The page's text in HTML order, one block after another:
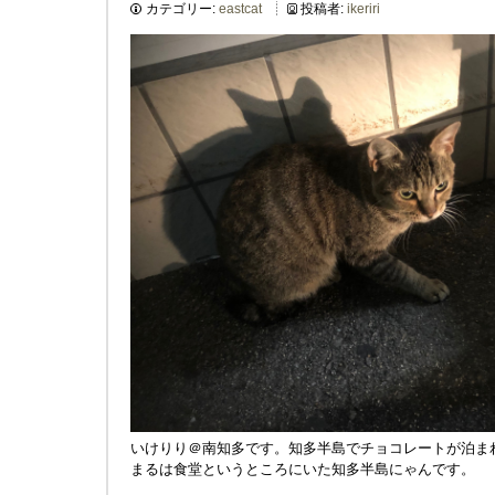
カテゴリー: eastcat 投稿者: ikeriri
いけりり＠南知多です。知多半島でチョコレートが泊
まるは食堂というところにいた知多半島にゃんです。